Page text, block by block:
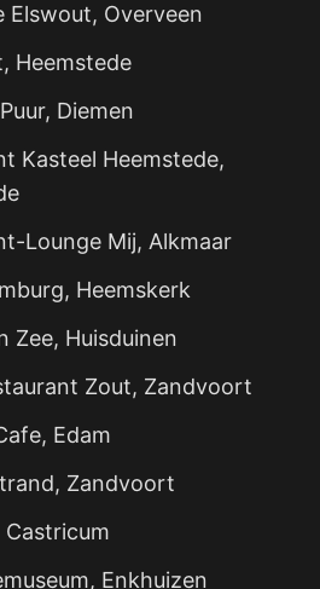
Elswout, Overveen
Heemstede
Diemen
Kasteel Heemstede,
Lounge Mij, Alkmaar
Heemskerk
Zee, Huisduinen
Zout, Zandvoort
Edam
Zandvoort
Castricum
Enkhuizen